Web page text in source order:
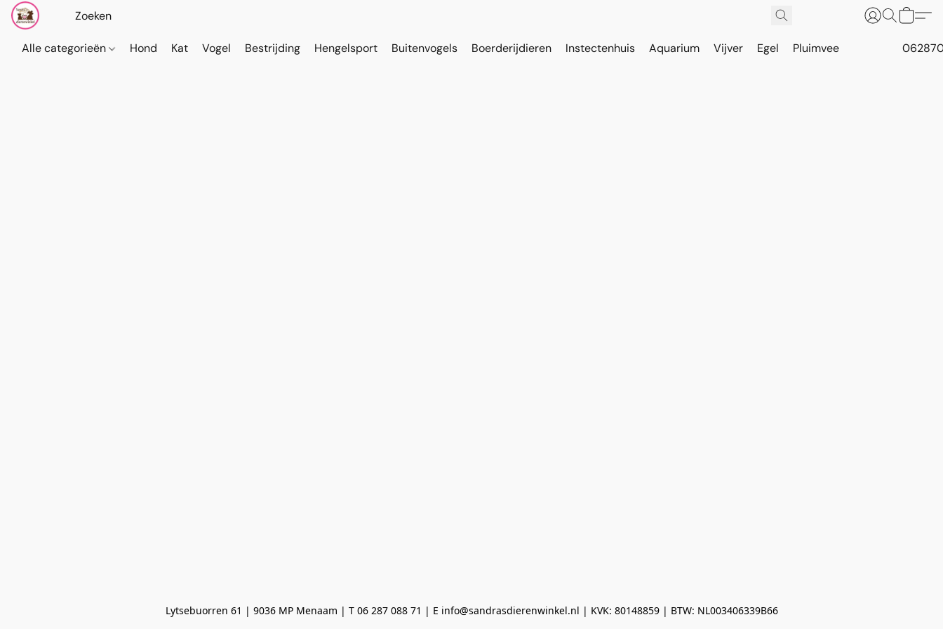
Alle categorieën Hond Kat Vogel Bestrijding Hengelsport Buitenvogels Boerderijdieren Instectenhuis Aquarium Vijver Egel Pluimvee
Lytsebuorren 61 | 9036 MP Menaam | T 06 287 088 71 | E info@sandrasdierenwinkel.nl | KVK: 80148859 | BTW: NL003406339B66